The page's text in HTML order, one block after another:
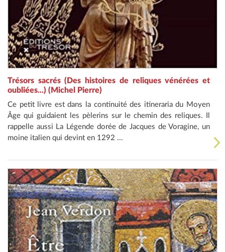
Trésors sacrés (Des histoires de reliques vénérées et
oubliées...) (Michel Pierre)
Ce petit livre est dans la continuité des itineraria du Moyen
Âge qui guidaient les pèlerins sur le chemin des reliques. Il
rappelle aussi La Légende dorée de Jacques de Voragine, un
moine italien qui devint en 1292 ...